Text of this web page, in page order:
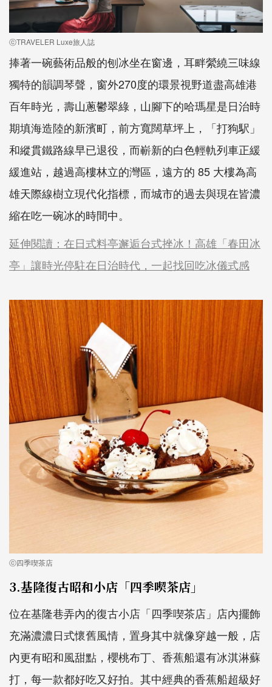
ⓒTRAVELER Luxe旅人誌
捧著一碗藝術品般的刨冰坐在窗邊，耳畔縈繞三味線
獨特的韻調琴聲，窗外270度的環景視野道盡高雄港
百年時光，壽山蔥鬱翠綠，山腳下的哈瑪星是日治時
期填海造陸的新濱町，前方寬闊草坪上，「打狗駅」
和縱貫鐵路線早已退役，而嶄新的白色輕軌列車正緩
緩進站，越過高樓林立的灣區，遠方的 85 大樓為高
雄天際線樹立現代化指標，而城市的過去與現在皆濃
縮在吃一碗冰的時間中。
延伸閱讀：在日式料亭邂逅台式挫冰！高雄「春田冰
亭」讓時光停駐在日治時代，一起找回吃冰儀式感
ⓒ四季喫茶店
3.基隆復古昭和小店「四季喫茶店」
位在基隆巷弄內的復古小店「四季喫茶店」店內擺飾
充滿濃濃日式懷舊風情，置身其中就像穿越一般，店
內更有昭和風甜點，櫻桃布丁、香蕉船還有冰淇淋蘇
打，每一款都好吃又好拍。其中經典的香蕉船超級好